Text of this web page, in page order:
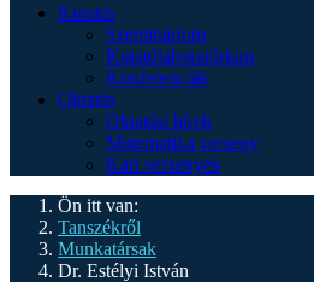
Kutatás
Szeminárium
Kutatólaboratórium
Konferenciák
Oktatás
Oktatási hírek
Matematika verseny
Kari versenyek
Ön itt van:
Tanszékről
Munkatársak
Dr. Estélyi István